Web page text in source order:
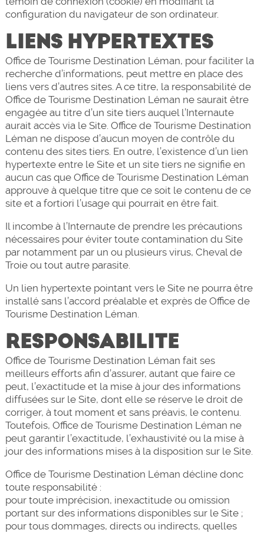
configuration du navigateur de son ordinateur.
LIENS HYPERTEXTES
Office de Tourisme Destination Léman, pour faciliter la
recherche d’informations, peut mettre en place des
liens vers d’autres sites. A ce titre, la responsabilité de
Office de Tourisme Destination Léman ne saurait être
engagée au titre d’un site tiers auquel l’Internaute
aurait accès via le Site. Office de Tourisme Destination
Léman ne dispose d’aucun moyen de contrôle du
contenu des sites tiers. En outre, l’existence d’un lien
hypertexte entre le Site et un site tiers ne signifie en
aucun cas que Office de Tourisme Destination Léman
approuve à quelque titre que ce soit le contenu de ce
site et a fortiori l’usage qui pourrait en être fait.
Il incombe à l’Internaute de prendre les précautions
nécessaires pour éviter toute contamination du Site
par notamment par un ou plusieurs virus, Cheval de
Troie ou tout autre parasite.
Un lien hypertexte pointant vers le Site ne pourra être
installé sans l’accord préalable et exprès de Office de
Tourisme Destination Léman.
RESPONSABILITE
Office de Tourisme Destination Léman fait ses
meilleurs efforts afin d’assurer, autant que faire ce
peut, l’exactitude et la mise à jour des informations
diffusées sur le Site, dont elle se réserve le droit de
corriger, à tout moment et sans préavis, le contenu.
Toutefois, Office de Tourisme Destination Léman ne
peut garantir l’exactitude, l’exhaustivité ou la mise à
jour des informations mises à la disposition sur le Site.
Office de Tourisme Destination Léman décline donc
toute responsabilité :
pour toute imprécision, inexactitude ou omission
portant sur des informations disponibles sur le Site ;
pour tous dommages, directs ou indirects, quelles